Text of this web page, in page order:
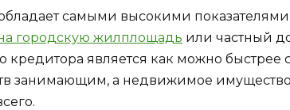
самыми высокими
городскую жилплощадь или частный
является как можно быстрее
занимающим, а недвижимое